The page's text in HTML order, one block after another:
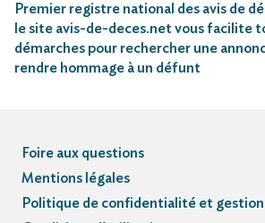
Premier registre national des avis de
le site avis-de-deces.net vous facilite
démarches pour rechercher une
rendre hommage à un défunt
Foire aux questions
Mentions légales
Politique de confidentialité et gestion